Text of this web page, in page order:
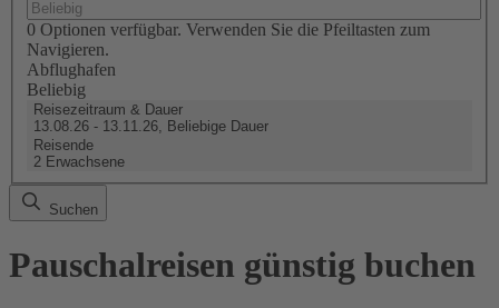
0 Optionen verfügbar. Verwenden Sie die Pfeiltasten zum
Navigieren.
Abflughafen
Beliebig
Reisezeitraum & Dauer
13.08.26 - 13.11.26, Beliebige Dauer
Reisende
2 Erwachsene
Suchen
Pauschalreisen günstig buchen